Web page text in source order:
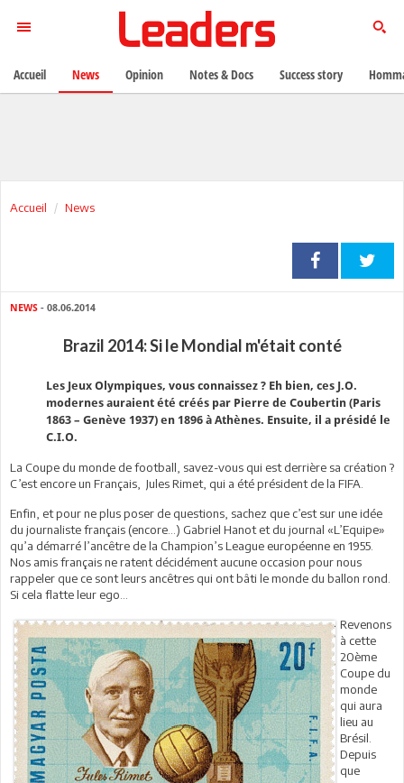
Accueil News
NEWS - 08.06.2014
Brazil 2014: Si le Mondial m'était conté
Les Jeux Olympiques, vous connaissez ? Eh bien, ces J.O.
modernes auraient été créés par Pierre de Coubertin (Paris
1863 – Genève 1937) en 1896 à Athènes. Ensuite, il a présidé le
C.I.O.
La Coupe du monde de football, savez-vous qui est derrière sa création ?
C’est encore un Français, Jules Rimet, qui a été président de la FIFA.
Enfin, et pour ne plus poser de questions, sachez que c’est sur une idée
du journaliste français (encore…) Gabriel Hanot et du journal «L’Equipe»
qu’a démarré l’ancêtre de la Champion’s League européenne en 1955.
Nos amis français ne ratent décidément aucune occasion pour nous
rappeler que ce sont leurs ancêtres qui ont bâti le monde du ballon rond.
Si cela flatte leur ego…
Revenons
à cette
20ème
Coupe du
monde
qui aura
lieu au
Brésil.
Depuis
que
Accueil News Opinion Notes & Docs Success story